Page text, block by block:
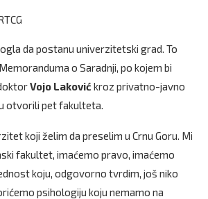
da postanu univerzitetski grad. To
o Saradnji, po kojem bi
Vojo Laković kroz privatno-javno
otvorili pet fakulteta.
koji želim da preselim u Crnu Goru. Mi
fakultet, imaćemo pravo, imaćemo
koju, odgovorno tvrdim, još niko
psihologiju koju nemamo na